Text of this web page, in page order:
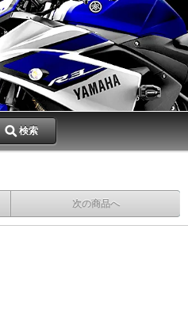
検索
次の商品へ